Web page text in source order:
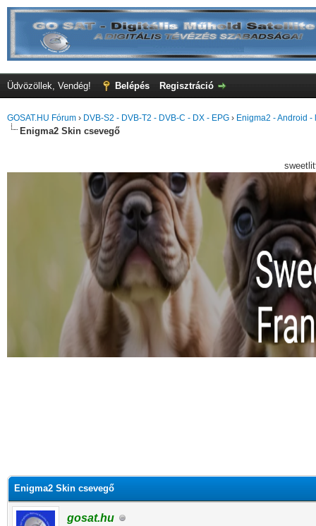
Üdvözöllek, Vendég! Belépés Regisztráció
GOSAT.HU Fórum › DVB-S2 - DVB-T2 - DVB-C - DX - EPG › Enigma2 - Android
Enigma2 Skin csevegő
Enigma2 Skin csevegő
gosat.hu